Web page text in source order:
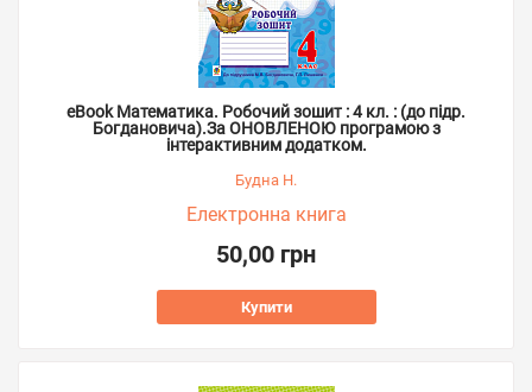
eBook Математика. Робочий зошит : 4 кл. : (до підр.
Богдановича).За ОНОВЛЕНОЮ програмою з
інтерактивним додатком.
Будна Н.
Електронна книга
50,00 грн
Купити